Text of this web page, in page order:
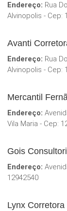
Endereço: Rua
Alvinopolis - Cep:
Avanti
Endereço: Rua
Alvinopolis - Cep:
Mercantil
Endereço:
Vila Maria - Cep:
Gois
Endereço:
12942540
Lynx